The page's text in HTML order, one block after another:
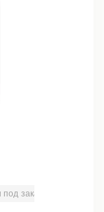
заказ